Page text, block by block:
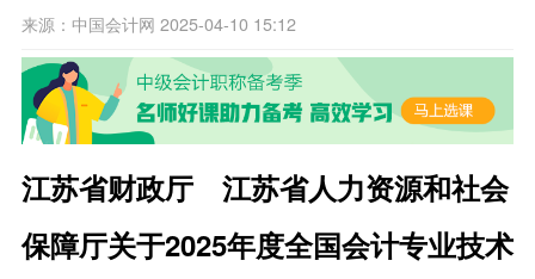
来源：中国会计网 2025-04-10 15:12
江苏省财政厅 江苏省人力资源和社会
保障厅关于2025年度全国会计专业技术